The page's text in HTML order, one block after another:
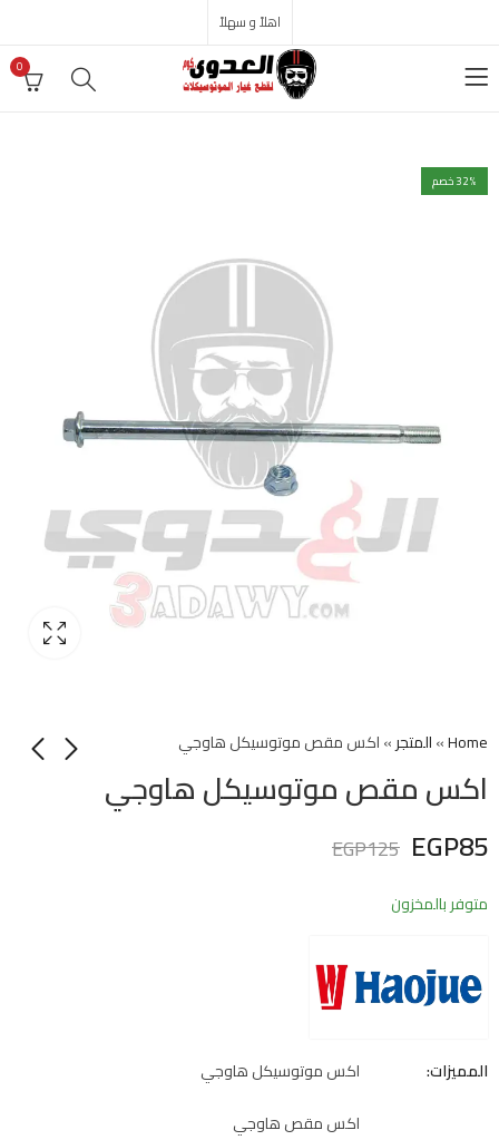
اهلاً و سهلاً
0
32% خصم
Home
»المتجر»اكس مقص موتوسيكل هاوجي
اكس مقص موتوسيكل هاوجي
EGP85
EGP125
متوفر بالمخزون
المميزات:
اكس موتوسيكل هاوجي
اكس مقص هاوجي